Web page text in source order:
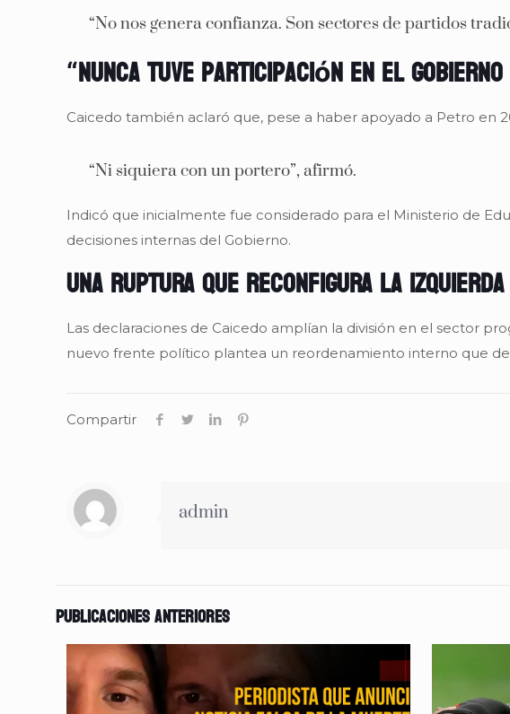
“No nos genera confianza. Son sectores de partidos
“Nunca tuve participación en el
Caicedo también aclaró que, pese a haber apoyado a Petro en
“Ni siquiera con un portero”, afirmó.
Indicó que inicialmente fue considerado para el Ministerio de
decisiones internas del Gobierno.
Una ruptura que reconfigura la izquierda
Las declaraciones de Caicedo amplían la división en el sector
nuevo frente político plantea un reordenamiento interno que
Compartir
admin
Publicaciones anteriores